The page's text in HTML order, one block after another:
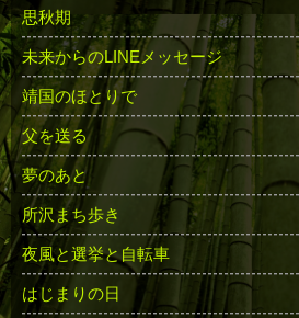
思秋期
未来からのLINEメッセージ
靖国のほとりで
父を送る
夢のあと
所沢まち歩き
夜風と選挙と自転車
はじまりの日